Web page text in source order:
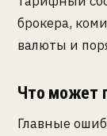
брокера,
валюты и
Что может
Главные